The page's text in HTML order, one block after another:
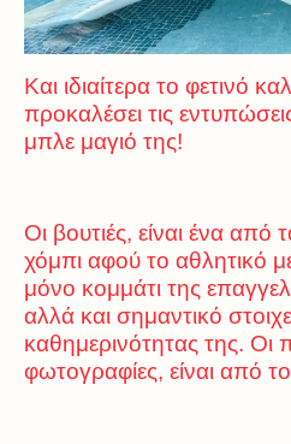
Και ιδιαίτερα το φετινό
προκαλέσει τις
μπλε μαγιό της!
Οι βουτιές, είναι ένα
χόμπι αφού το αθλητικό
μόνο κομμάτι της
αλλά και σημαντικό
καθημερινότητας της. Οι
φωτογραφίες, είναι από